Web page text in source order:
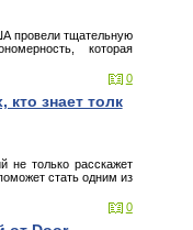
провели тщательную
которая
0
кто знает толк
не только расскажет
стать одним из
0